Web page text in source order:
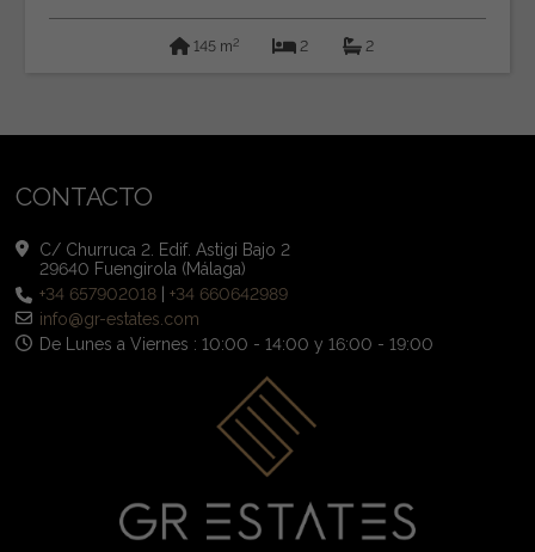
145 m2 2 2
CONTACTO
C/ Churruca 2. Edif. Astigi Bajo 2
29640 Fuengirola (Málaga)
+34 657902018 |+34 660642989
info@gr-estates.com
De Lunes a Viernes : 10:00 - 14:00 y 16:00 - 19:00